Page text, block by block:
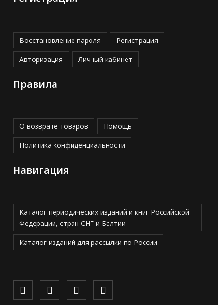
Восстановление пароля Регистрация
Авторизация Личный кабинет
Правила
О возврате товаров Помощь
Политика конфиденциальности
Навигация
Каталог периодических изданий и книг Российской
Федерации, стран СНГ и Балтии
Каталог изданий для рассылки по России